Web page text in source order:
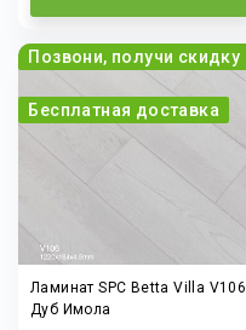
Позвони, получи скидку
Бесплатная доставка
Ламинат SPC Betta Villa V106
Дуб Имола